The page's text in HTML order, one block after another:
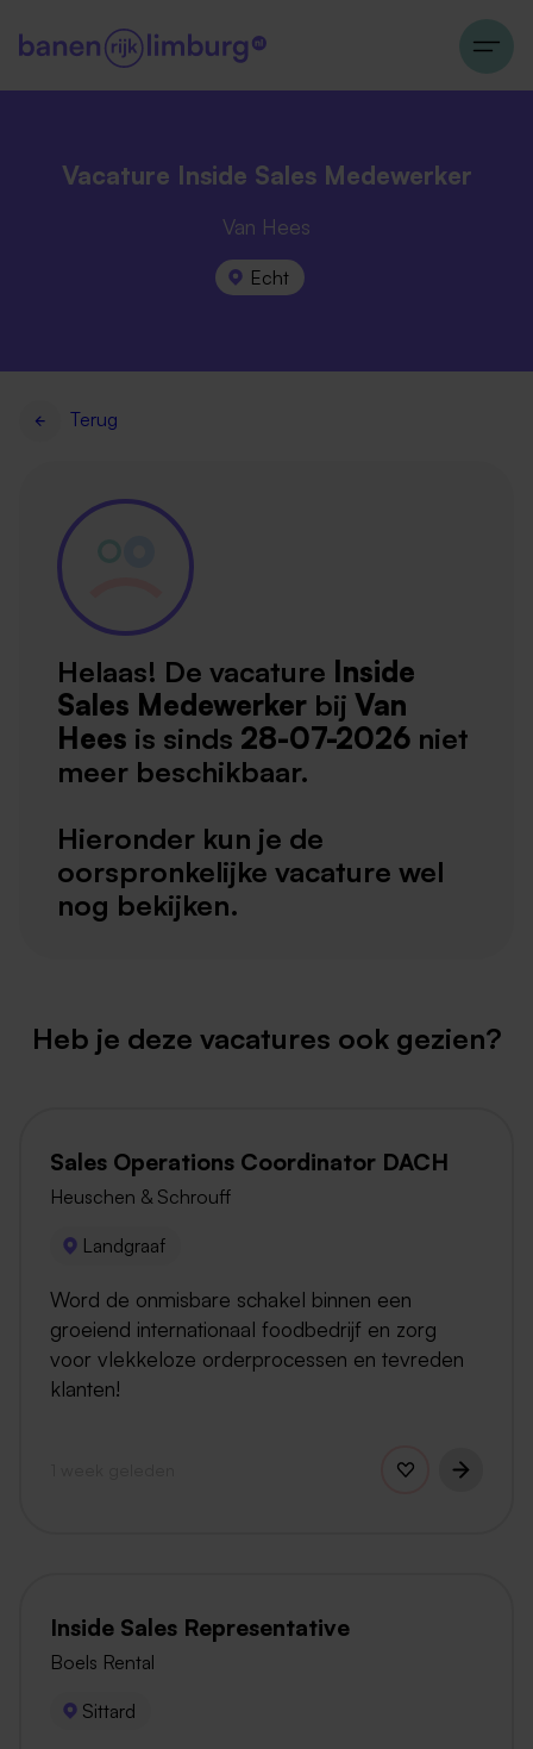
Vacature Inside Sales Medewerker
Van Hees
Echt
Terug
Helaas! De vacature Inside
Sales Medewerker bij Van
Hees is sinds 28-07-2026 niet
meer beschikbaar.
Hieronder kun je de
oorspronkelijke vacature wel
nog bekijken.
Heb je deze vacatures ook gezien?
Sales Operations Coordinator DACH
Heuschen & Schrouff
Landgraaf
Word de onmisbare schakel binnen een
groeiend internationaal foodbedrijf en zorg
voor vlekkeloze orderprocessen en tevreden
klanten!
Inside Sales Representative
Boels Rental
Sittard